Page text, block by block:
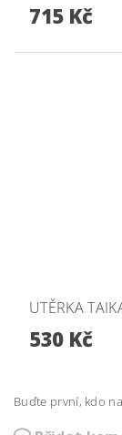
715 Kč
UTĚRKA
530 Kč
Buďte první, kdo